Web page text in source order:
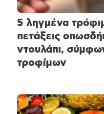
5 ληγμένα
πετάξεις
ντουλάπι,
τροφίμων